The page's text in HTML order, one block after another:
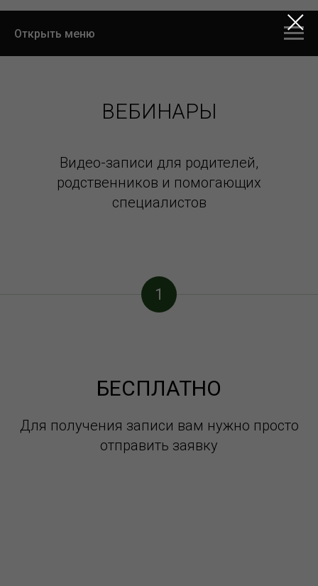
Открыть меню
ВЕБИНАРЫ
Видео-записи для родителей,
родственников и помогающих
специалистов
1
БЕСПЛАТНО
Для получения записи вам нужно просто
отправить заявку